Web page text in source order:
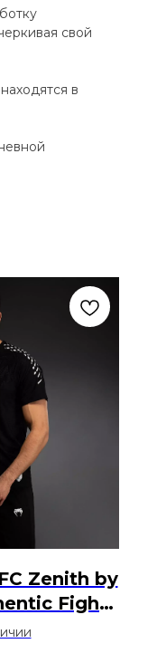
свой
в
Zenith by
Fight